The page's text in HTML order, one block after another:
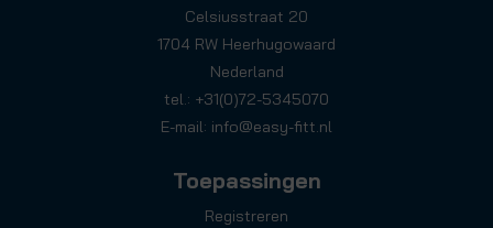
Celsiusstraat 20
1704 RW Heerhugowaard
Nederland
tel.: +31(0)72-5345070
E-mail: info@easy-fitt.nl
Toepassingen
Registreren